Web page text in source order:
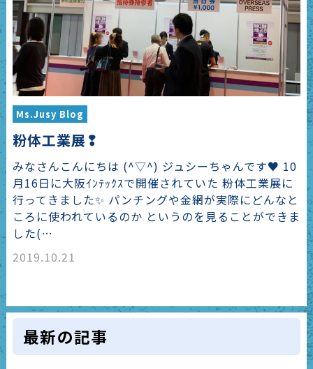
Ms.Jusy Blog
粉体工業展❢
みなさんこんにちは (^▽^) ジュシーちゃんです♥ 10
月16日に大阪ｲﾝﾃｯｸｽで開催されていた 粉体工業展に
行ってきました✨ パンチングや金網が実際にどんなと
ころに使われているのか というのを見ることができま
した(…
2019.10.21
最新の記事